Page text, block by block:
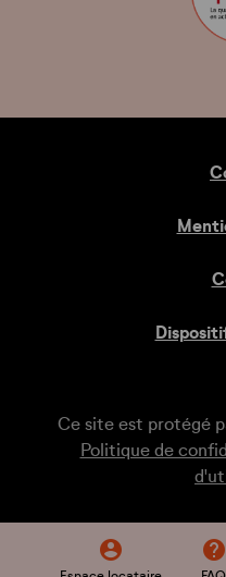
Ce site est protégé
Politique de